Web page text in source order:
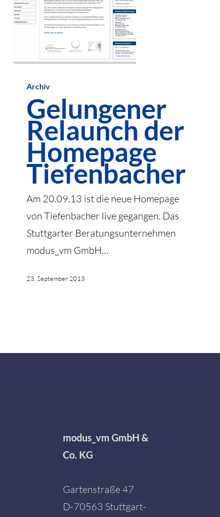
Relaunch
Homepage
Tiefenbacher
Archiv
Gelungener
Relaunch der
Homepage
Tiefenbacher
Am 20.09.13 ist die neue Homepage
von Tiefenbacher live gegangen. Das
Stuttgarter Beratungsunternehmen
modus_vm GmbH…
23. September 2013
modus_vm GmbH &
Co. KG
Gartenstraße 47
D-70563 Stuttgart-